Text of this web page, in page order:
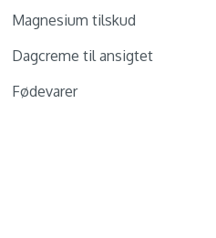
Magnesium tilskud
Dagcreme til ansigtet
Fødevarer